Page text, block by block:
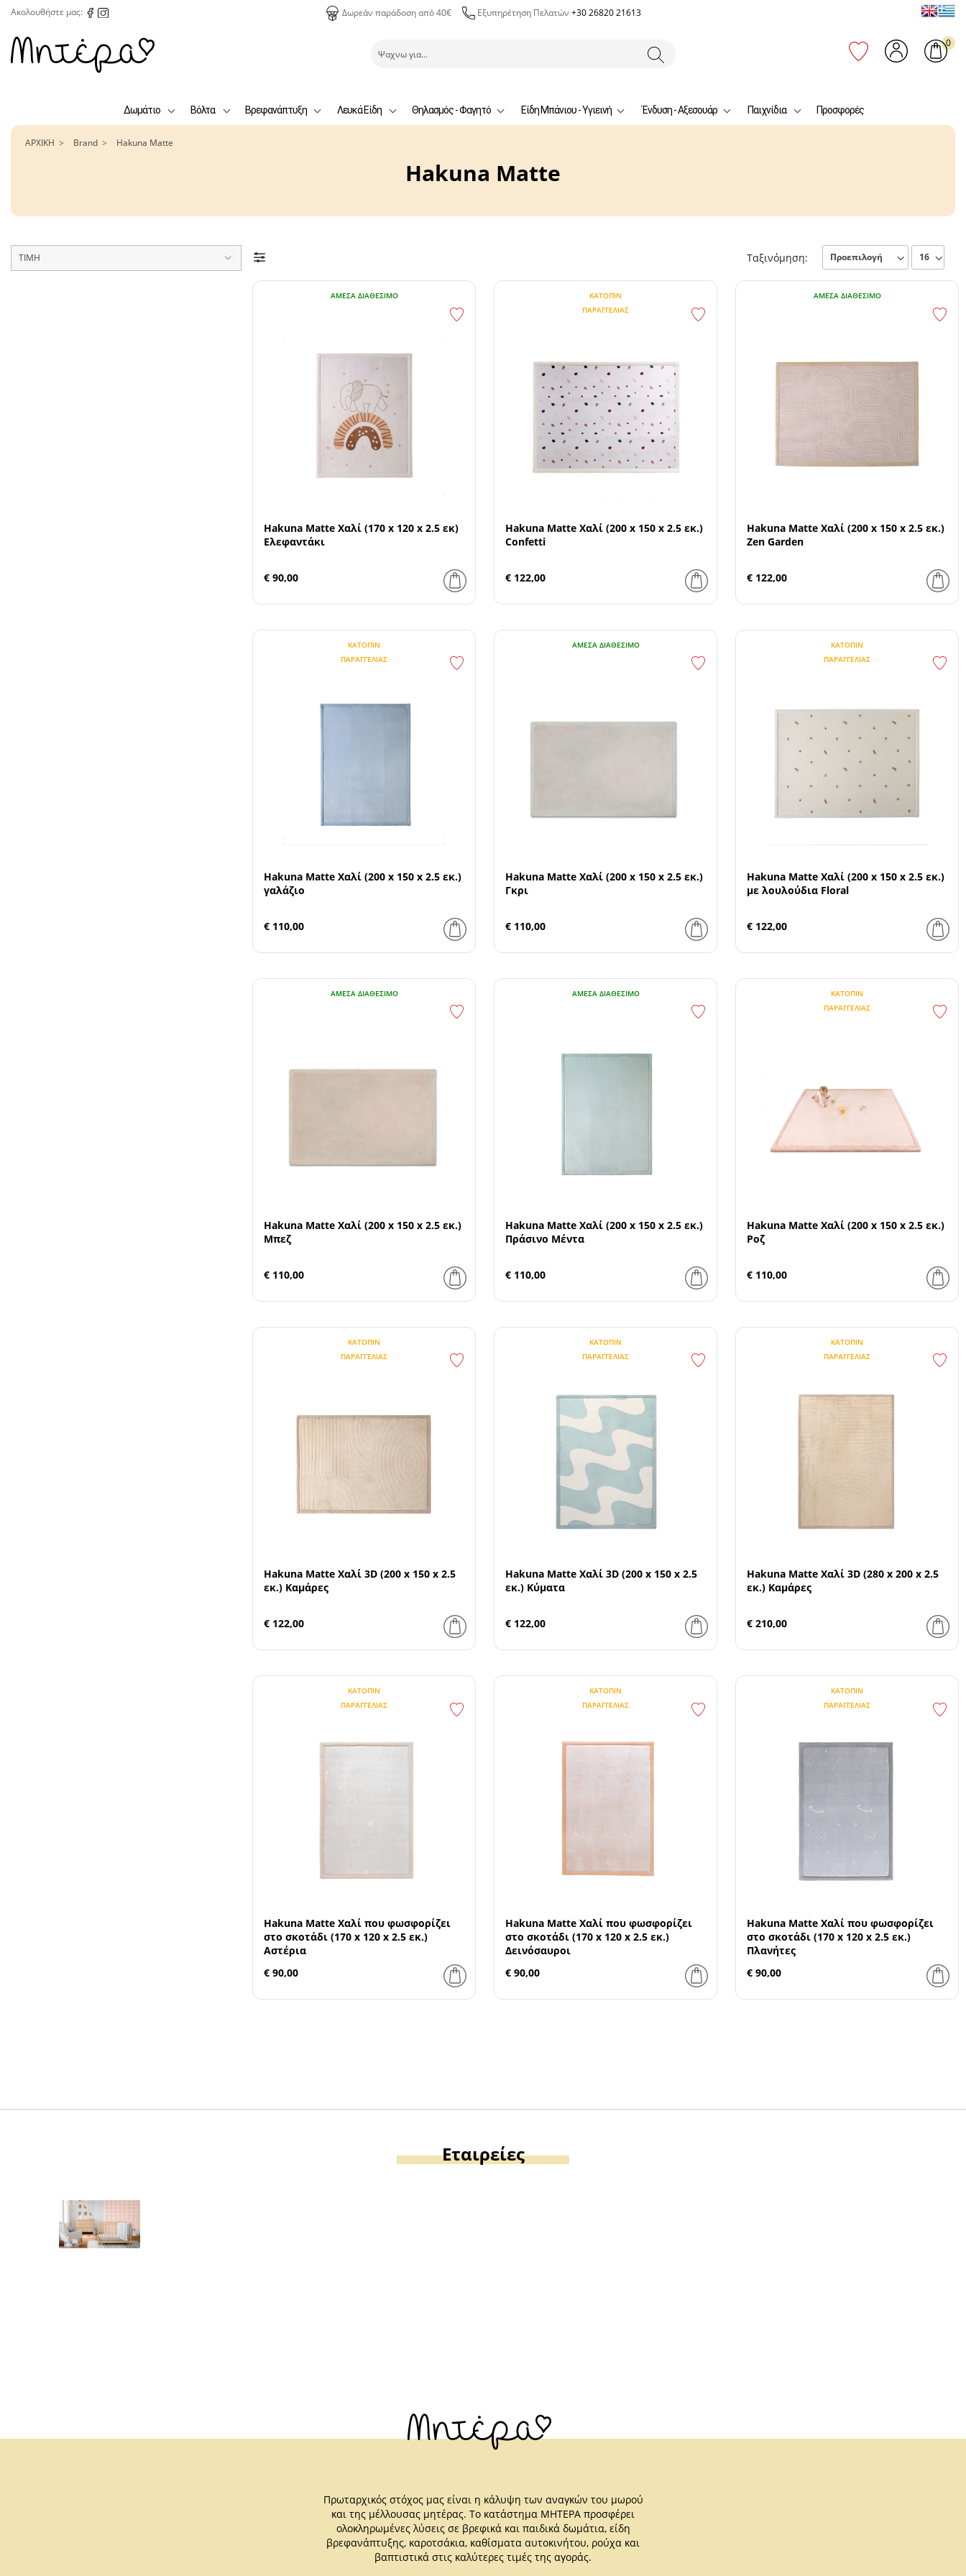
Ακολουθήστε μας: Δωρεάν παράδοση από 40€ Εξυπηρέτηση Πελατών +30 26820 21613
0
Δωμάτιο Βόλτα Βρεφανάπτυξη Λευκά Είδη Θηλασμός - Φαγητό Είδη Μπάνιου - Υγιεινή Ένδυση - Αξεσουάρ Παιχνίδια Προσφορές
ΑΡΧΙΚΗ Brand Hakuna Matte
Hakuna Matte
ΤΙΜΗ Ταξινόμηση:
ΆΜΕΣΑ ΔΙΑΘΈΣΙΜΟ
Hakuna Matte Χαλί (170 x 120 x 2.5 εκ)
Ελεφαντάκι
€ 90,00
ΚΑΤΌΠΙΝ
ΠΑΡΑΓΓΕΛΊΑΣ
Hakuna Matte Χαλί (200 x 150 x 2.5 εκ.)
Confetti
€ 122,00
ΆΜΕΣΑ ΔΙΑΘΈΣΙΜΟ
Hakuna Matte Χαλί (200 x 150 x 2.5 εκ.)
Zen Garden
€ 122,00
ΚΑΤΌΠΙΝ
ΠΑΡΑΓΓΕΛΊΑΣ
Hakuna Matte Χαλί (200 x 150 x 2.5 εκ.)
γαλάζιο
€ 110,00
ΆΜΕΣΑ ΔΙΑΘΈΣΙΜΟ
Hakuna Matte Χαλί (200 x 150 x 2.5 εκ.)
Γκρι
€ 110,00
ΚΑΤΌΠΙΝ
ΠΑΡΑΓΓΕΛΊΑΣ
Hakuna Matte Χαλί (200 x 150 x 2.5 εκ.)
με λουλούδια Floral
€ 122,00
ΆΜΕΣΑ ΔΙΑΘΈΣΙΜΟ
Hakuna Matte Χαλί (200 x 150 x 2.5 εκ.)
Μπεζ
€ 110,00
ΆΜΕΣΑ ΔΙΑΘΈΣΙΜΟ
Hakuna Matte Χαλί (200 x 150 x 2.5 εκ.)
Πράσινο Μέντα
€ 110,00
ΚΑΤΌΠΙΝ
ΠΑΡΑΓΓΕΛΊΑΣ
Hakuna Matte Χαλί (200 x 150 x 2.5 εκ.)
Ροζ
€ 110,00
ΚΑΤΌΠΙΝ
ΠΑΡΑΓΓΕΛΊΑΣ
Hakuna Matte Χαλί 3D (200 x 150 x 2.5
εκ.) Καμάρες
€ 122,00
ΚΑΤΌΠΙΝ
ΠΑΡΑΓΓΕΛΊΑΣ
Hakuna Matte Χαλί 3D (200 x 150 x 2.5
εκ.) Κύματα
€ 122,00
ΚΑΤΌΠΙΝ
ΠΑΡΑΓΓΕΛΊΑΣ
Hakuna Matte Χαλί 3D (280 x 200 x 2.5
εκ.) Καμάρες
€ 210,00
ΚΑΤΌΠΙΝ
ΠΑΡΑΓΓΕΛΊΑΣ
Hakuna Matte Χαλί που φωσφορίζει
στο σκοτάδι (170 x 120 x 2.5 εκ.)
Αστέρια
€ 90,00
ΚΑΤΌΠΙΝ
ΠΑΡΑΓΓΕΛΊΑΣ
Hakuna Matte Χαλί που φωσφορίζει
στο σκοτάδι (170 x 120 x 2.5 εκ.)
Δεινόσαυροι
€ 90,00
ΚΑΤΌΠΙΝ
ΠΑΡΑΓΓΕΛΊΑΣ
Hakuna Matte Χαλί που φωσφορίζει
στο σκοτάδι (170 x 120 x 2.5 εκ.)
Πλανήτες
€ 90,00
Εταιρείες
Πρωταρχικός στόχος μας είναι η κάλυψη των αναγκών του μωρού
και της μέλλουσας μητέρας. Το κατάστημα ΜΗΤΕΡΑ προσφέρει
ολοκληρωμένες λύσεις σε βρεφικά και παιδικά δωμάτια, είδη
βρεφανάπτυξης, καροτσάκια, καθίσματα αυτοκινήτου, ρούχα και
βαπτιστικά στις καλύτερες τιμές της αγοράς.